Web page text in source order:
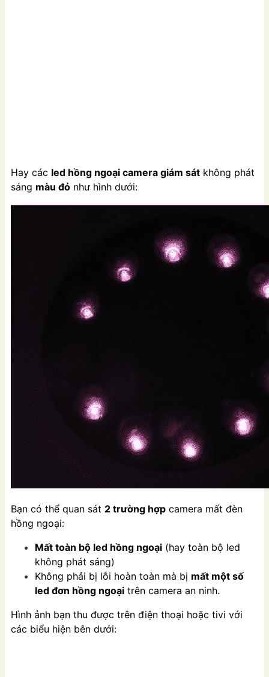
Hay các led hồng ngoại camera giám sát không phát
sáng màu đỏ như hình dưới:
Bạn có thể quan sát 2 trường hợp camera mất đèn
hồng ngoại:
Mất toàn bộ led hồng ngoại (hay toàn bộ led
không phát sáng)
Không phải bị lỗi hoàn toàn mà bị mất một số
led đơn hồng ngoại trên camera an ninh.
Hình ảnh bạn thu được trên điện thoại hoặc tivi với
các biểu hiện bên dưới: